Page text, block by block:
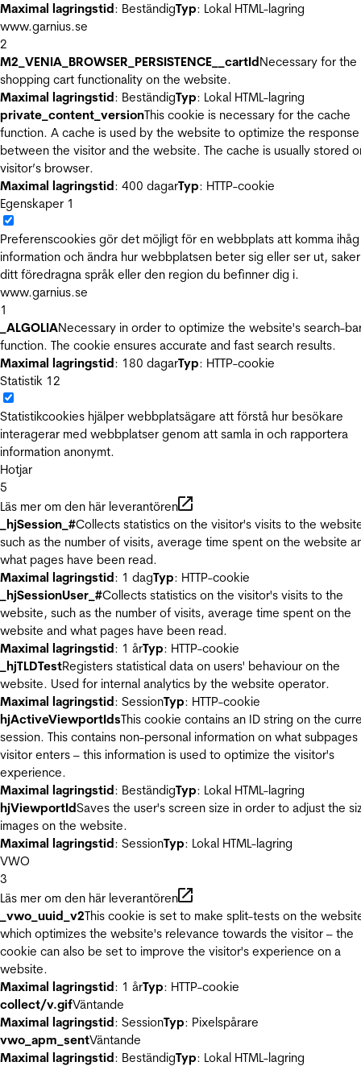
Maximal lagringstid: BeständigTyp: Lokal HTML-lagring
www.garnius.se
2
M2_VENIA_BROWSER_PERSISTENCE__cartIdNecessary for the
shopping cart functionality on the website.
Maximal lagringstid: BeständigTyp: Lokal HTML-lagring
private_content_versionThis cookie is necessary for the cache
function. A cache is used by the website to optimize the
between the visitor and the website. The cache is usually stored
visitor’s browser.
Maximal lagringstid: 400 dagarTyp: HTTP-cookie
Egenskaper 1
Preferenscookies gör det möjligt för en webbplats att komma ihåg
information och ändra hur webbplatsen beter sig eller ser ut,
ditt föredragna språk eller den region du befinner dig i.
www.garnius.se
1
_ALGOLIANecessary in order to optimize the website's search-
function. The cookie ensures accurate and fast search results.
Maximal lagringstid: 180 dagarTyp: HTTP-cookie
Statistik 12
Statistikcookies hjälper webbplatsägare att förstå hur besökare
interagerar med webbplatser genom att samla in och rapportera
information anonymt.
Hotjar
5
Läs mer om den här leverantören
_hjSession_#Collects statistics on the visitor's visits to the
such as the number of visits, average time spent on the website
what pages have been read.
Maximal lagringstid: 1 dagTyp: HTTP-cookie
_hjSessionUser_#Collects statistics on the visitor's visits to the
website, such as the number of visits, average time spent on the
website and what pages have been read.
Maximal lagringstid: 1 årTyp: HTTP-cookie
_hjTLDTestRegisters statistical data on users' behaviour on the
website. Used for internal analytics by the website operator.
Maximal lagringstid: SessionTyp: HTTP-cookie
hjActiveViewportIdsThis cookie contains an ID string on the
session. This contains non-personal information on what
visitor enters – this information is used to optimize the visitor's
experience.
Maximal lagringstid: BeständigTyp: Lokal HTML-lagring
hjViewportIdSaves the user's screen size in order to adjust the
images on the website.
Maximal lagringstid: SessionTyp: Lokal HTML-lagring
VWO
3
Läs mer om den här leverantören
_vwo_uuid_v2This cookie is set to make split-tests on the
which optimizes the website's relevance towards the visitor – the
cookie can also be set to improve the visitor's experience on a
website.
Maximal lagringstid: 1 årTyp: HTTP-cookie
collect/v.gifVäntande
Maximal lagringstid: SessionTyp: Pixelspårare
vwo_apm_sentVäntande
Maximal lagringstid: BeständigTyp: Lokal HTML-lagring